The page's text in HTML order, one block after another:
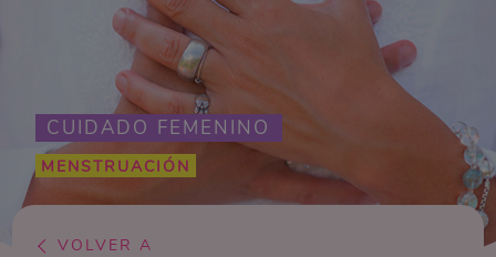
CUIDADO FEMENINO
MENSTRUACIÓN
VOLVER A